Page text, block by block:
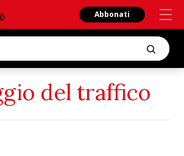
Abbonati
del traffico